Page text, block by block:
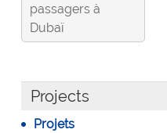
passagers à
Dubaï
Projects
Projets